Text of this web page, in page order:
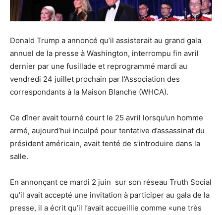
Donald Trump a annoncé qu’il assisterait au grand gala
annuel de la presse à Washington, interrompu fin avril
dernier par une fusillade et reprogrammé mardi au
vendredi 24 juillet prochain par l’Association des
correspondants à la Maison Blanche (WHCA).
Ce dîner avait tourné court le 25 avril lorsqu’un homme
armé, aujourd’hui inculpé pour tentative d’assassinat du
président américain, avait tenté de s’introduire dans la
salle.
En annonçant ce mardi 2 juin sur son réseau Truth Social
qu’il avait accepté une invitation à participer au gala de la
presse, il a écrit qu’il l’avait accueillie comme «une très